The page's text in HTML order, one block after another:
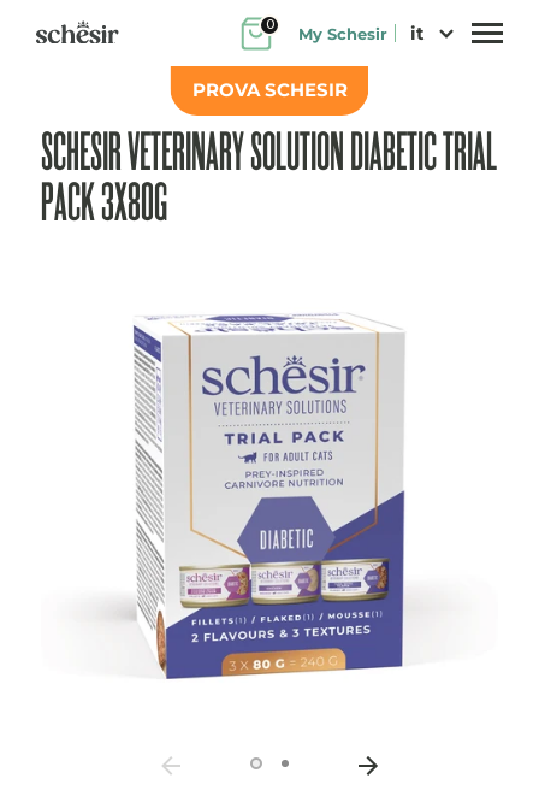
0 My Schesir it
PROVA SCHESIR
SCHESIR VETERINARY SOLUTION DIABETIC TRIAL
PACK 3X80G